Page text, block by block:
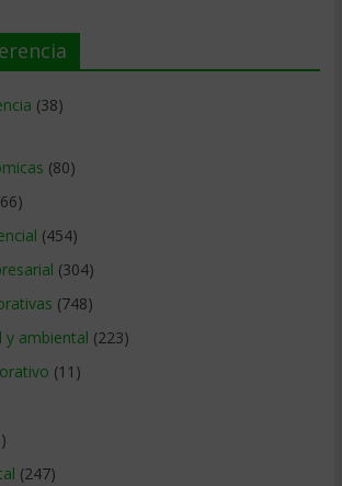
(38)
(80)
(454)
(304)
(748)
y ambiental (223)
(11)
(247)